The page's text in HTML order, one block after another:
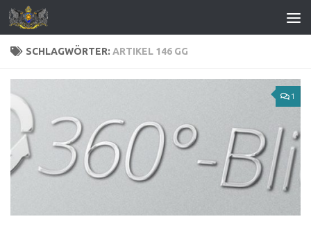
Zum Inhalt springen
SCHLAGWÖRTER: ARTIKEL 146 GG
1